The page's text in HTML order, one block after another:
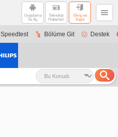
Uygulama
ile Aç
Teknoloji
Haberleri
Giriş ve
Kayıt
Speedtest Bölüme Git Destek